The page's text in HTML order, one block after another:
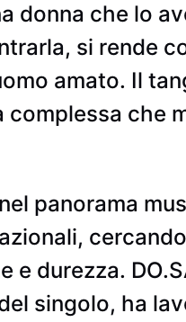
donna che lo
si rende
amato. Il
complessa che
panorama
e durezza.
singolo, ha